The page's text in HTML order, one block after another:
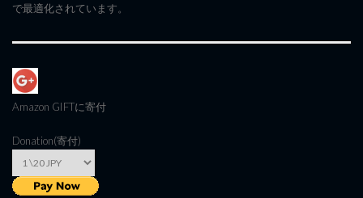
で最適化されています。
Amazon GIFTに寄付
Donation(寄付)